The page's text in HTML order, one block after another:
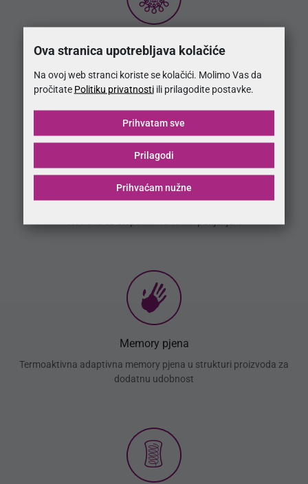
OEKO-TEX®
norme sigurnosti upotrebe
Vuna
Navlaka sa štepanim vunenim punjenjem
Memory pjena
Termoaktivna adaptivna memory pjena u strukturi proizvoda za
dodatnu udobnost
Ova stranica upotrebljava kolačiće
Na ovoj web stranci koriste se kolačići. Molimo Vas da
pročitate Politiku privatnostiili prilagodite postavke.
Prihvaćam nužne
Prilagodi
Prihvatam sve